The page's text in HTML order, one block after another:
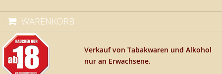
WARENKORB
Verkauf von Tabakwaren und Alkohol
nur an Erwachsene.